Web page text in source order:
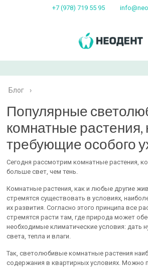
+7 (978) 719 55 95
Блог ›
Популярные
комнатные растения,
требующие особого
Сегодня рассмотрим комнатные растения,
больше свет, чем тень.
Комнатные растения, как и любые другие
стремятся существовать в условиях,
их развития. Согласно этого принципа все
стремятся расти там, где природа может
необходимые климатические условия: дать
света, тепла и влаги.
Так, светолюбивые комнатные растения
содержания в квартирных условиях. Можно